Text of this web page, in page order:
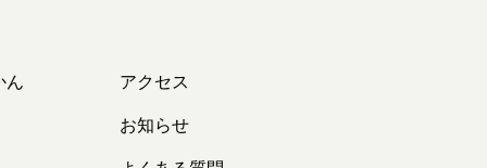
ん
アクセス
お知らせ